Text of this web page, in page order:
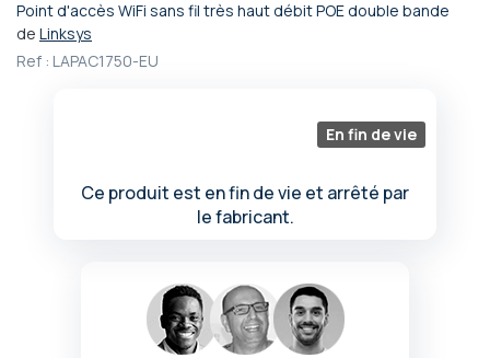
Point d'accès WiFi sans fil très haut débit POE double bande
de Linksys
Ref : LAPAC1750-EU
En fin de vie
Ce produit est en fin de vie et arrêté par
le fabricant.
Passer
au
début